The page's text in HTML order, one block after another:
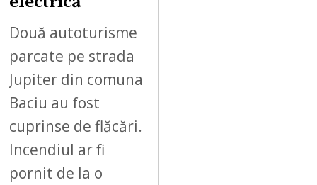
Două autoturisme
parcate pe strada
Jupiter din comuna
Baciu au fost
cuprinse de flăcări.
Incendiul ar fi
pornit de la o